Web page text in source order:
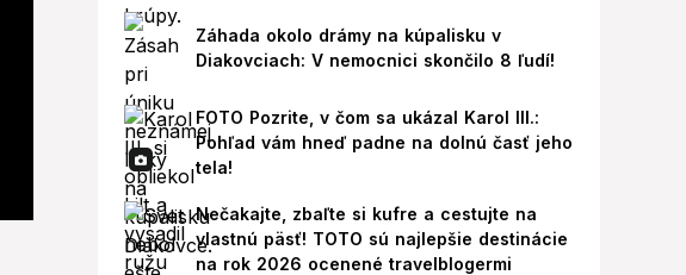
Záhada okolo drámy na kúpalisku v
Diakovciach: V nemocnici skončilo 8 ľudí!
FOTO Pozrite, v čom sa ukázal Karol III.:
Pohľad vám hneď padne na dolnú časť jeho
tela!
Nečakajte, zbaľte si kufre a cestujte na
vlastnú päsť! TOTO sú najlepšie destinácie
na rok 2026 ocenené travelblogermi